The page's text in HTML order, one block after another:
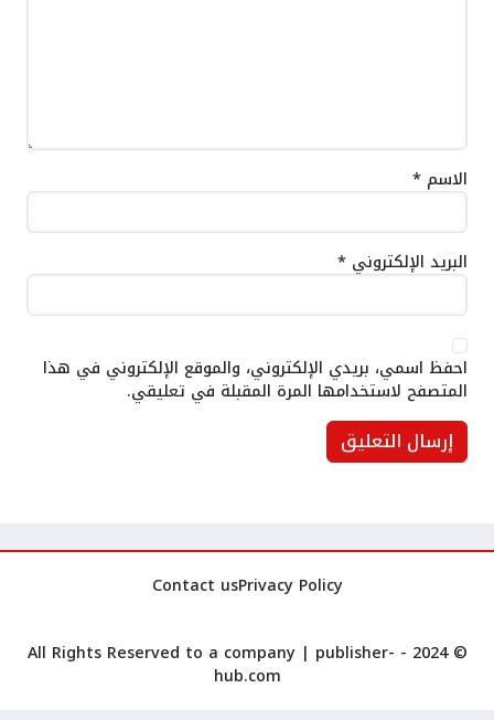
الاسم *
البريد الإلكتروني *
احفظ اسمي، بريدي الإلكتروني، والموقع الإلكتروني في هذا
المتصفح لاستخدامها المرة المقبلة في تعليقي.
Privacy Policy
Contact us
© 2024 - All Rights Reserved to a company |
publisher-
hub.com